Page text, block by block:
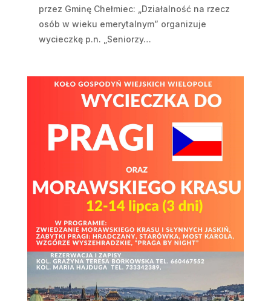
przez Gminę Chełmiec: „Działalność na rzecz
osób w wieku emerytalnym” organizuje
wycieczkę p.n. „Seniorzy…